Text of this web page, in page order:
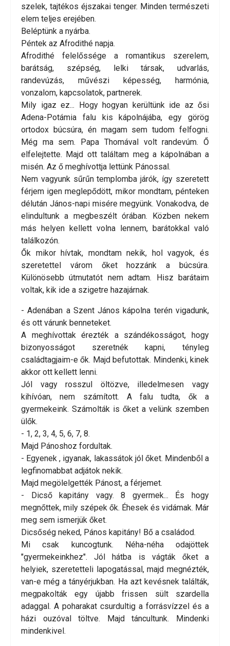
szelek, tajtékos éjszakai tenger. Minden természeti
elem teljes erejében.
Beléptünk a nyárba.
Péntek az Afrodithé napja.
Afrodithé felelőssége a romantikus szerelem,
barátság, szépség, lelki társak, udvarlás,
randevúzás, művészi képesség, harmónia,
vonzalom, kapcsolatok, partnerek.
Mily igaz ez... Hogy hogyan kerültünk ide az ősi
Adena-Potámia falu kis kápolnájába, egy görög
ortodox búcsúra, én magam sem tudom felfogni.
Még ma sem. Papa Thomával volt randevúm. Ő
elfelejtette. Majd ott találtam meg a kápolnában a
misén. Az ő meghívottja lettünk Pánossal.
Nem vagyunk sűrűn templomba járók, így szeretett
férjem igen meglepődött, mikor mondtam, pénteken
délután János-napi misére megyünk. Vonakodva, de
elindultunk a megbeszélt órában. Közben nekem
más helyen kellett volna lennem, barátokkal való
találkozón.
Ők mikor hívtak, mondtam nekik, hol vagyok, és
szeretettel várom őket hozzánk a búcsúra.
Különösebb útmutatót nem adtam. Hisz barátaim
voltak, kik ide a szigetre hazajárnak.
- Adenában a Szent János kápolna terén vigadunk,
és ott várunk benneteket.
A meghívottak érezték a szándékosságot, hogy
bizonyosságot szeretnék kapni, tényleg
családtagjaim-e ők. Majd befutottak. Mindenki, kinek
akkor ott kellett lenni.
Jól vagy rosszul öltözve, illedelmesen vagy
kihívóan, nem számított. A falu tudta, ők a
gyermekeink. Számolták is őket a velünk szemben
ülők.
- 1, 2, 3, 4, 5, 6, 7, 8.
Majd Pánoshoz fordultak.
- Egyenek , igyanak, lakassátok jól őket. Mindenből a
legfinomabbat adjátok nekik.
Majd megölelgették Pánost, a férjemet.
- Dicső kapitány vagy. 8 gyermek... És hogy
megnőttek, mily szépek ők. Éhesek és vidámak. Már
meg sem ismerjük őket.
Dicsőség neked, Pános kapitány! Bő a családod.
Mi csak kuncogtunk. Néha-néha odajöttek
"gyermekeinkhez". Jól hátba is vágták őket a
helyiek, szeretetteli lapogatással, majd megnézték,
van-e még a tányérjukban. Ha azt kevésnek találták,
megpakolták egy újabb frissen sült szardella
adaggal. A poharakat csurdultig a forrásvízzel és a
házi ouzóval töltve. Majd táncultunk. Mindenki
mindenkivel.